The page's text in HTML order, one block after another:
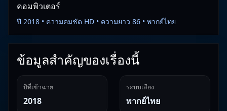
คอมพิวเตอร์
ปี 2018 • ความคมชัด HD • ความยาว 86 • พากย์ไทย
ข้อมูลสำคัญของเรื่องนี้
ปีที่เข้าฉาย
2018
ระบบเสียง
พากย์ไทย